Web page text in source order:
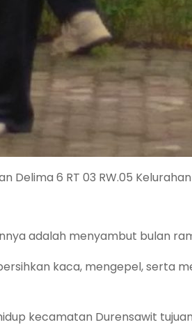
Delima 6 RT 03 RW.05
adalah menyambut bulan
kaca, mengepel, serta
kecamatan Durensawit